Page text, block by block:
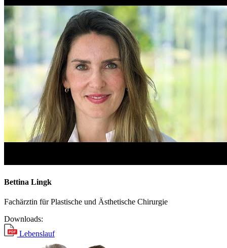
Bettina Lingk
Fachärztin für Plastische und Ästhetische Chirurgie
Downloads:
Lebenslauf